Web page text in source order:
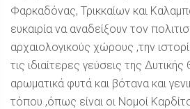
Φαρκαδόνας, Τρικκαίων και
ευκαιρία να αναδείξουν τον
αρχαιολογικούς χώρους ,την
τις ιδιαίτερες γεύσεις της
αρωματικά φυτά και βότανα και
τόπου ,όπως είναι οι Νομοί